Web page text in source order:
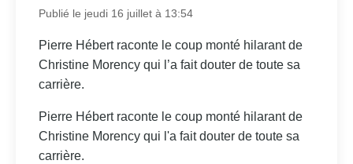
Publié le jeudi 16 juillet à 13:54
Pierre Hébert raconte le coup monté hilarant de
Christine Morency qui l’a fait douter de toute sa
carrière.
Pierre Hébert raconte le coup monté hilarant de
Christine Morency qui l'a fait douter de toute sa
carrière.